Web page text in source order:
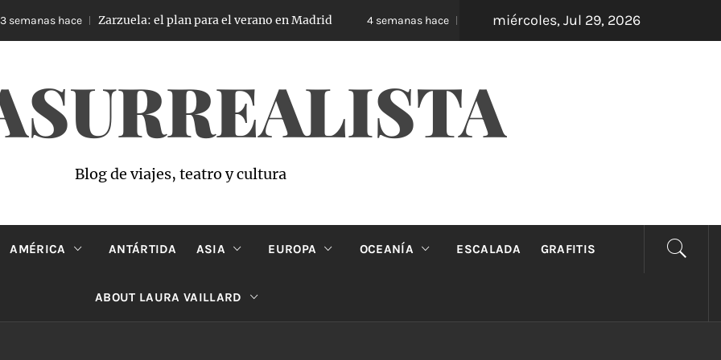
hace Zarzuela: el plan para el verano en Madrid 4 semanas hace Oveja Negra: el unipersonal que se ríe de los
miércoles, Jul 29, 2026
Blog de viajes, teatro y cultura
AMÉRICA ANTÁRTIDA ASIA EUROPA OCEANÍA ESCALADA GRAFITIS
ABOUT LAURA VAILLARD